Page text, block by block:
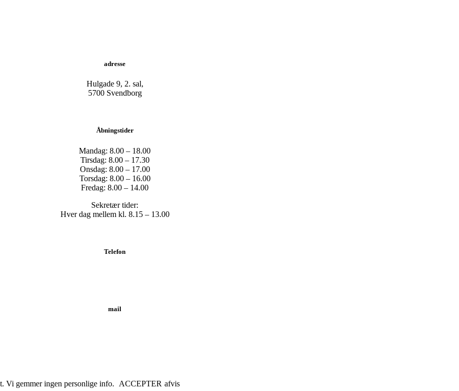
adresse
Hulgade 9, 2. sal,
​5700 Svendborg
Åbningstider
Mandag: 8.00 – 18.00
Tirsdag: 8.00 – 17.30
Onsdag: 8.00 – 17.00
Torsdag: 8.00 – 16.00
Fredag: 8.00 – 14.00
Sekretær tider:
Hver dag mellem kl. 8.15 – 13.00
Telefon
mail
Vi gemmer ingen personlige info. ACCEPTER afvis